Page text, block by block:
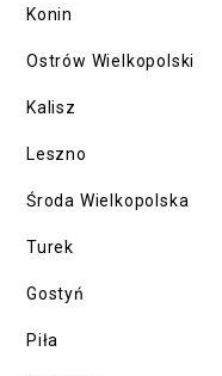
Konin
Ostrów Wielkopolski
Kalisz
Leszno
Środa Wielkopolska
Turek
Gostyń
Piła